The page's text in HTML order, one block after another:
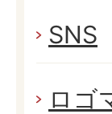
SNS
ロゴ